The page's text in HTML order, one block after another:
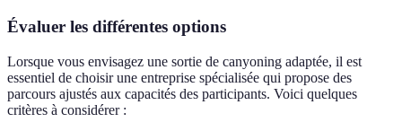
Évaluer les différentes options
Lorsque vous envisagez une sortie de canyoning adaptée, il est
essentiel de choisir une entreprise spécialisée qui propose des
parcours ajustés aux capacités des participants. Voici quelques
critères à considérer :